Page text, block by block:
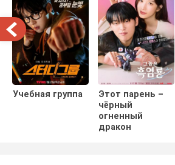
Учебная группа
Этот парень –
чёрный
огненный
дракон